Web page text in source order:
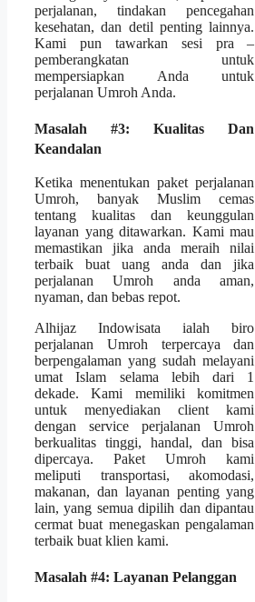
perjalanan, tindakan pencegahan
kesehatan, dan detil penting lainnya.
Kami pun tawarkan sesi pra –
pemberangkatan untuk
mempersiapkan Anda untuk
perjalanan Umroh Anda.
Masalah #3: Kualitas Dan
Keandalan
Ketika menentukan paket perjalanan
Umroh, banyak Muslim cemas
tentang kualitas dan keunggulan
layanan yang ditawarkan. Kami mau
memastikan jika anda meraih nilai
terbaik buat uang anda dan jika
perjalanan Umroh anda aman,
nyaman, dan bebas repot.
Alhijaz Indowisata ialah biro
perjalanan Umroh terpercaya dan
berpengalaman yang sudah melayani
umat Islam selama lebih dari 1
dekade. Kami memiliki komitmen
untuk menyediakan client kami
dengan service perjalanan Umroh
berkualitas tinggi, handal, dan bisa
dipercaya. Paket Umroh kami
meliputi transportasi, akomodasi,
makanan, dan layanan penting yang
lain, yang semua dipilih dan dipantau
cermat buat menegaskan pengalaman
terbaik buat klien kami.
Masalah #4: Layanan Pelanggan